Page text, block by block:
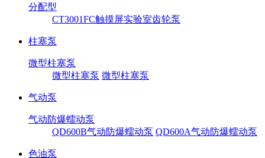
分配型
CT3001FC触摸屏实验室齿轮泵
柱塞泵
微型柱塞泵
微型柱塞泵 微型柱塞泵
气动泵
气动防爆蠕动泵
QD600B气动防爆蠕动泵 QD600A气动防爆蠕动泵
色油泵